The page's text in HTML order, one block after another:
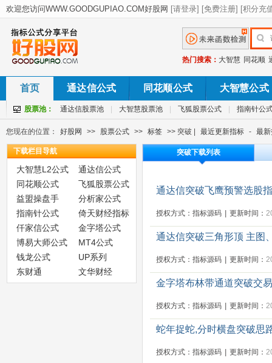
热门搜索： 大智慧 同花顺
首页 通达信公式 同花顺公式 大智慧公式
股票池： 通达信股票池 大智慧股票池 飞狐股票公式 指南针公
您现在的位置： 好股网 >> 股票公式 >> 标签 >> 突破 | 最近更新指标 - 最
下载栏目导航
大智慧L2公式
通达信公式
同花顺公式
飞狐股票公式
益盟操盘手
分析家公式
指南针公式
倚天财经指标
仟家信公式
金字塔公式
博易大师公式
MT4公式
钱龙公式
UP系列
东财通
文华财经
突破下载列表
通达信突破飞鹰预警选股
授权方式：指标源码 更新时间：
通达信突破三角形顶 主图
授权方式：指标源码 更新时间：
金字塔布林带通道突破交
授权方式：指标源码 更新时间：
蛇年捉蛇,分时横盘突破思
授权方式：指标源码 更新时间：